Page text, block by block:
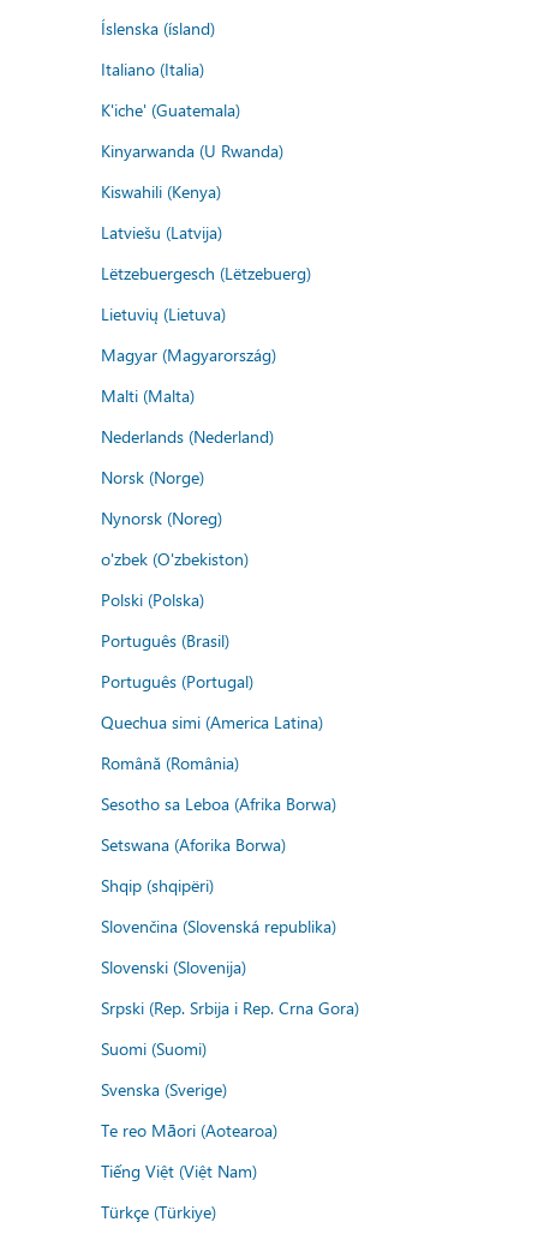
Íslenska (ísland)
Italiano (Italia)
K'iche' (Guatemala)
Kinyarwanda (U Rwanda)
Kiswahili (Kenya)
Latviešu (Latvija)
Lëtzebuergesch (Lëtzebuerg)
Lietuvių (Lietuva)
Magyar (Magyarország)
Malti (Malta)
Nederlands (Nederland)
Norsk (Norge)
Nynorsk (Noreg)
o'zbek (O'zbekiston)
Polski (Polska)
Português (Brasil)
Português (Portugal)
Quechua simi (America Latina)
Română (România)
Sesotho sa Leboa (Afrika Borwa)
Setswana (Aforika Borwa)
Shqip (shqipëri)
Slovenčina (Slovenská republika)
Slovenski (Slovenija)
Srpski (Rep. Srbija i Rep. Crna Gora)
Suomi (Suomi)
Svenska (Sverige)
Te reo Māori (Aotearoa)
Tiếng Việt (Việt Nam)
Türkçe (Türkiye)